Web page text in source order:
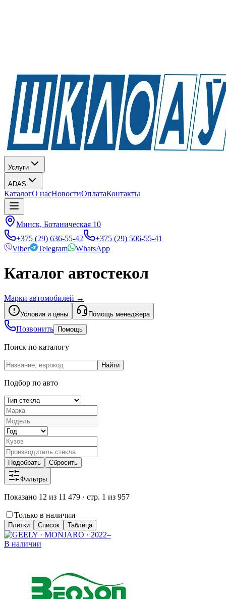
Услуги
ADAS
КаталогО насНовостиОплатаКонтакты
Минск, Ботаническая 10
+375 (29) 636-55-42
+375 (29) 506-55-41
Viber
Telegram WhatsApp
Каталог автостекол
Марки автомобилей →
Условия и цены Помощь менеджера
Позвонить Помощь
Поиск по каталогу
Найти
Подбор по авто
Подобрать Сбросить
Фильтры
Показано 12 из 11 479 · стр. 1 из 957
Только в наличии
Плитки Список Таблица
В наличии